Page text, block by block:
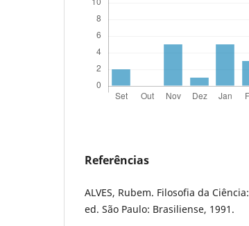
Referências
ALVES, Rubem. Filosofia da
ed. São Paulo: Brasiliense, 1991.